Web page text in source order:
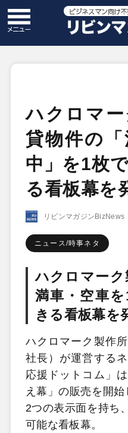
ハクロマ
貸物件の
中」を1枚
る看板幕を
リビンマガジンBizNews
ニュース/時事ネタ
ハクロマー
満車・空車
きる看板幕を
ハクロマーク製作
社長）が運営する
応援ドットコム」
え幕」の販売を開
2つの表示面を持ち
可能な看板幕。